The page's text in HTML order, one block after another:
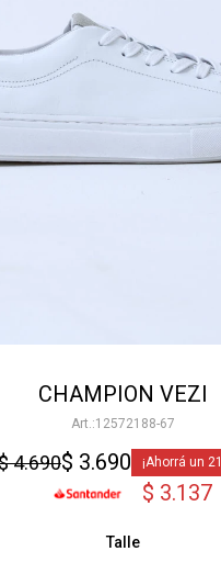
CHAMPION VEZI
12572188-67
$ 3.690
4.690 21
$ 3.137
Talle